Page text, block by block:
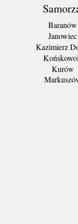
Baranów
Janowiec
Kazimierz
Kurów